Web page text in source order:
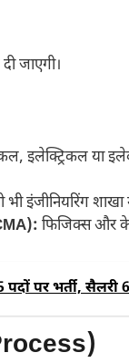
जाएगी।
इलेक्ट्रिकल या
भी इंजीनियरिंग शाखा
फिजिक्स और
पदों पर भर्ती, सैलरी